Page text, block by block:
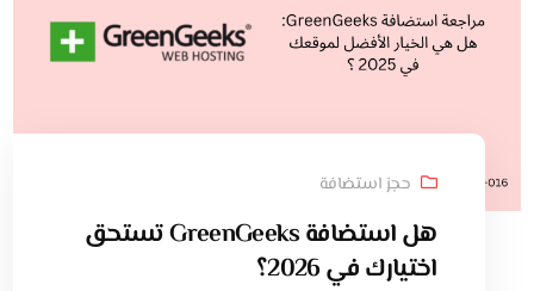
حجز استضافة
هل استضافة GreenGeeks تستحق
اختيارك في 2026؟